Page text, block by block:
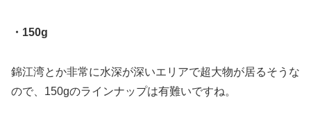
・150g
錦江湾とか非常に水深が深いエリアで超大物が居るそうな
ので、150gのラインナップは有難いですね。